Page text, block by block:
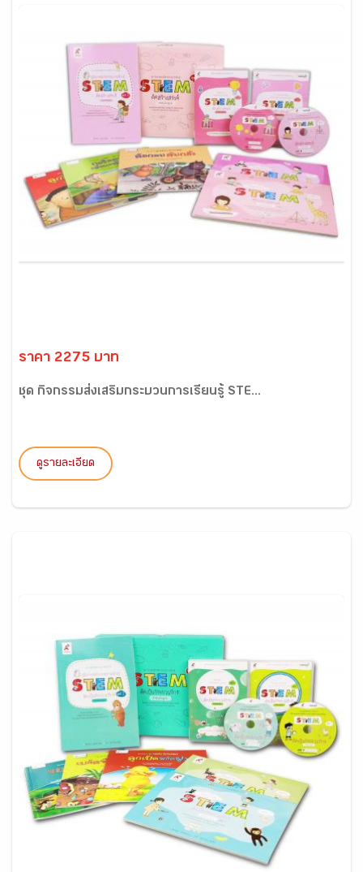
ราคา 2275 บาท
ชุด กิจกรรมส่งเสริมกระบวนการเรียนรู้ STE...
ดูรายละเอียด